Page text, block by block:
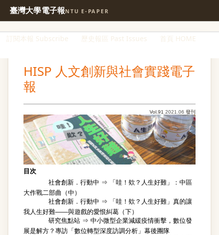
臺灣大學電子報NTU E-PAPER
訂閱本報 Subscribe 歷史報區 Past Issues 首頁 HOME
HISP 人文創新與社會實踐電子
報
Vol.91 2021.06 發刊
目次
社會創新．行動中 ⇒
「哇！欸？人生好難」：中區
大作戰二部曲（中）
社會創新．行動中 ⇒
「哇！欸？人生好難」真的讓
我人生好難——與遊戲的愛恨糾葛（下）
研究焦點站 ⇒ 中小微型企業減緩疫情衝擊，數位發
展是解方？專訪「數位轉型深度訪調分析」幕後團隊